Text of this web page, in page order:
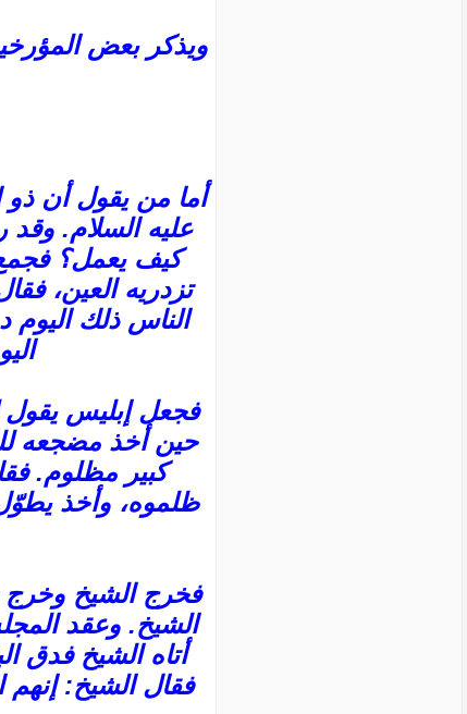
ويذكر بعض
أما من يقول أن ذو
عليه السلام.
كيف يعمل؟ فجمع
تزدريه العين،
الناس ذلك
فجعل إبليس يقول
حين أخذ مضجعه
كبير مظلوم.
ظلموه، وأخذ
فخرج الشيخ
الشيخ. وعقد
أتاه الشيخ فدق
فقال الشيخ: